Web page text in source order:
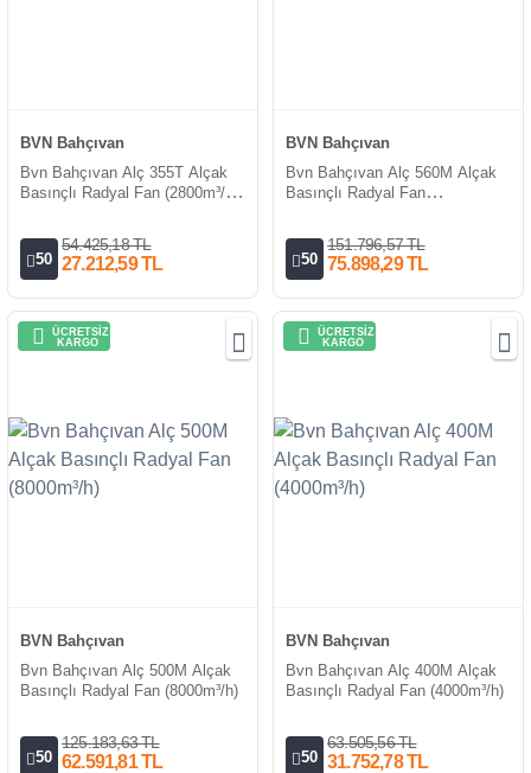
BVN Bahçıvan
Bvn Bahçıvan Alç 355T Alçak
Basınçlı Radyal Fan (2800m³/h)
50
54.425,18 TL
27.212,59 TL
BVN Bahçıvan
Bvn Bahçıvan Alç 560M Alçak
Basınçlı Radyal Fan
50
151.796,57 TL
75.898,29 TL
ÜCRETSİZ
KARGO
BVN Bahçıvan
Bvn Bahçıvan Alç 500M Alçak
Basınçlı Radyal Fan (8000m³/h)
50
125.183,63 TL
62.591,81 TL
ÜCRETSİZ
KARGO
BVN Bahçıvan
Bvn Bahçıvan Alç 400M Alçak
Basınçlı Radyal Fan (4000m³/h)
50
63.505,56 TL
31.752,78 TL